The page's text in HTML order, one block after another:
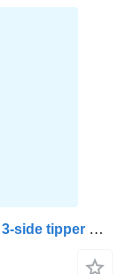
MAN TGS 35.440 TGS 8X4 NEW! 14m3 3-side tipper Steel suspension Big-